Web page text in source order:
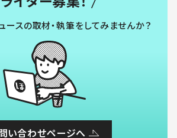
ースの取材・執筆をしてみませんか？
い合わせページへ